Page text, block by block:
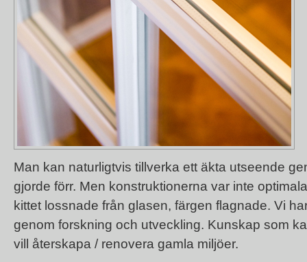
Man kan naturligtvis tillverka ett äkta utseende
gjorde förr. Men konstruktionerna var inte
kittet lossnade från glasen, färgen flagnade. Vi
genom forskning och utveckling. Kunskap som
vill återskapa / renovera gamla miljöer.